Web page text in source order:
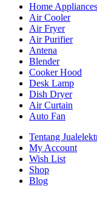
Home Appliances
Air Cooler
Air Fryer
Air Purifier
Antena
Blender
Cooker Hood
Desk Lamp
Dish Dryer
Air Curtain
Auto Fan
Tentang
My Account
Wish List
Shop
Blog